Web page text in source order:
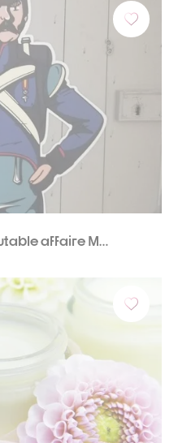
affaire M…